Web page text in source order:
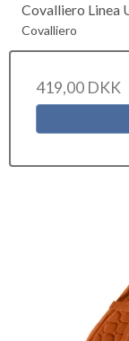
Covalliero Linea
Covalliero
419,00 DKK